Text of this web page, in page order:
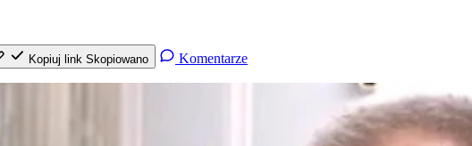
Kopiuj link Skopiowano Komentarze